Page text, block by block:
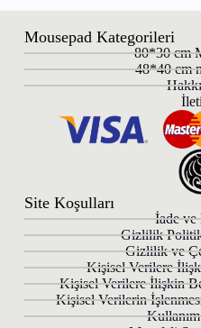
Mousepad Kategorileri
80*30 cm
48*40 cm
Site Koşulları
İade
Gizlilik
Gizlilik ve
Kişisel Verilere
Kişisel Verilere İlişkin
Kişisel Verilerin